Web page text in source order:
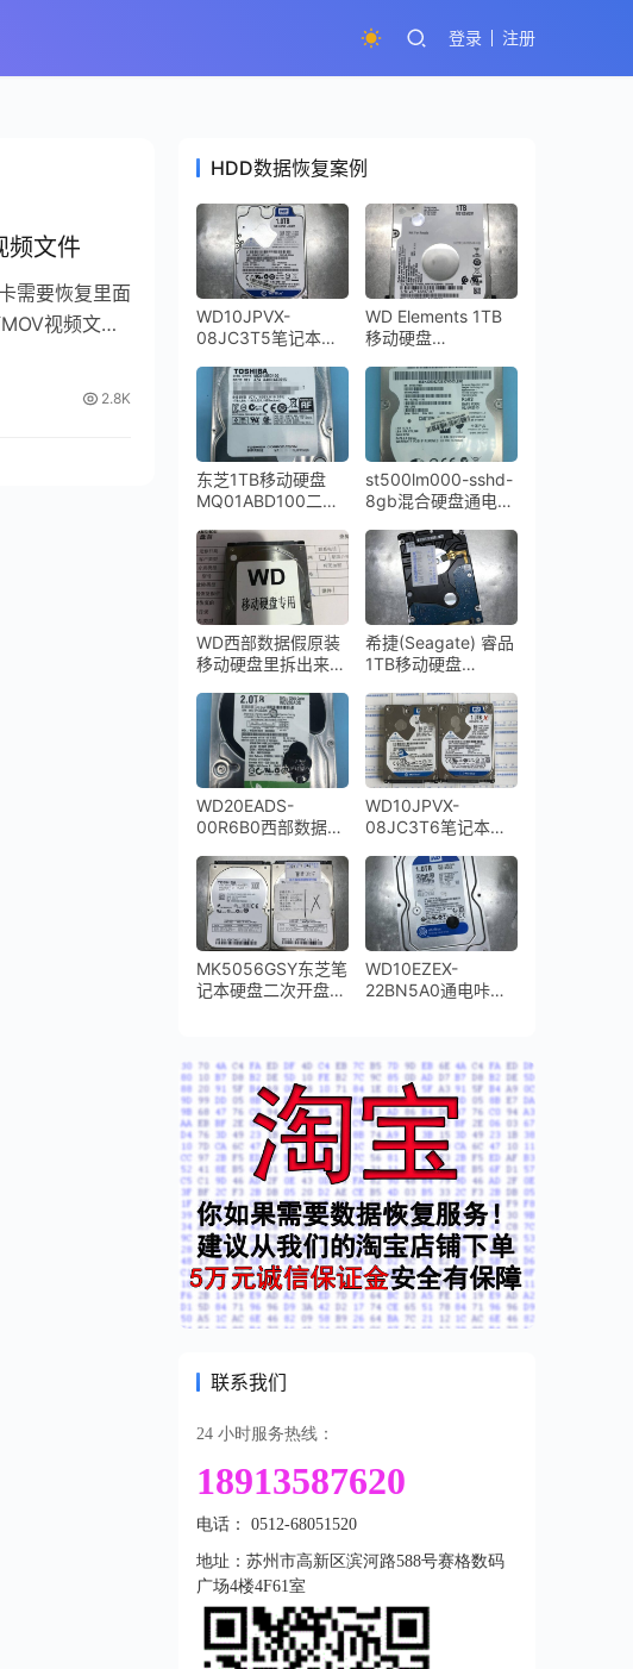
登录 注册
频文件
需要恢复里面
视频文件,
2.8K
HDD数据恢复案例
WD10JPVX-
08JC3T5笔记本硬
咔咔响开盘恢复成功
WD Elements 1TB
移动硬盘
11Y0TS0开盘数据
恢复成功
东芝1TB移动硬盘
MQ01ABD100二次
st500lm000-sshd-
8gb混合硬盘通电不
WD西部数据假原装
移动硬盘里拆出来一
头损坏开盘数据恢复
成功
希捷(Seagate) 睿品
1TB移动硬盘
1RK172开盘数据恢
复成功
WD20EADS-
00R6B0西部数据
停转更换磁头开盘数
据恢复成功
WD10JPVX-
08JC3T6笔记本硬
打开盘数据恢复成功
MK5056GSY东芝笔
记本硬盘二次开盘数
WD10EZEX-
22BN5A0通电咔咔
联系我们
24 小时服务热线：
18913587620
电话： 0512-68051520
地址：苏州市高新区滨河路588号赛格数码
广场4楼4F61室